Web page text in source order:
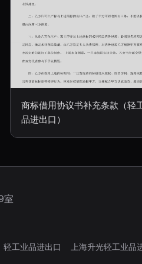
商标借用协议书补充条款（轻
品进出口）
室
轻工业品进出口 上海升光轻工业品